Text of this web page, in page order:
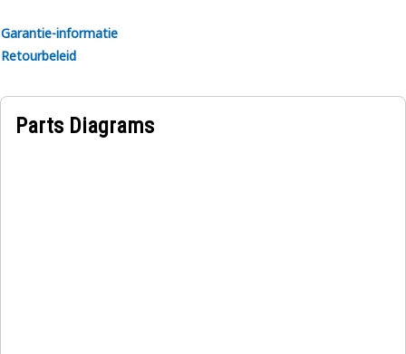
Garantie-informatie
Retourbeleid
Parts Diagrams